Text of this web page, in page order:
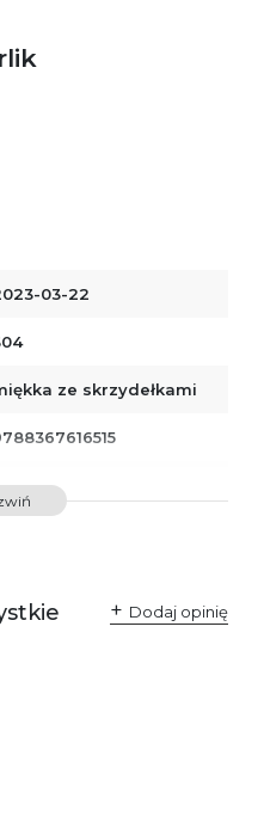
03-22
ze skrzydełkami
Dodaj opinię